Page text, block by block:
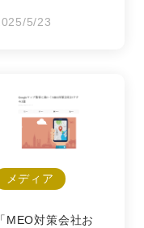
ました！
5/23
メディア
「MEO対策会社お